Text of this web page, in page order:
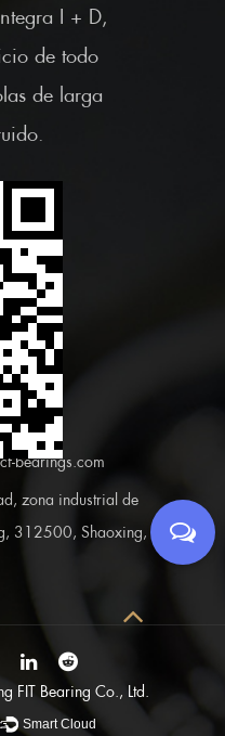
I + D,
de todo
de larga
código
bearings.com
zona industrial de
312500, Shaoxing,
FIT Bearing Co., Ltd.
Smart Cloud